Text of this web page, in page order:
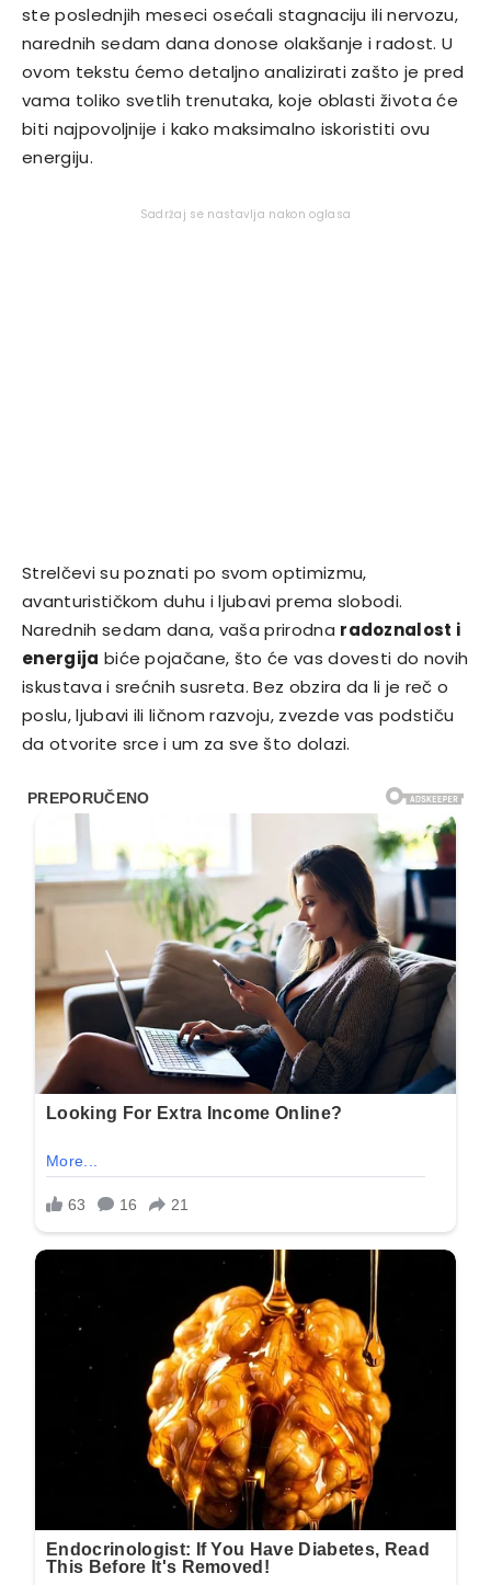
ste poslednjih meseci osećali stagnaciju ili nervozu,
narednih sedam dana donose olakšanje i radost. U
ovom tekstu ćemo detaljno analizirati zašto je pred
vama toliko svetlih trenutaka, koje oblasti života će
biti najpovoljnije i kako maksimalno iskoristiti ovu
energiju.
Sadržaj se nastavlja nakon oglasa
Strelčevi su poznati po svom optimizmu,
avanturističkom duhu i ljubavi prema slobodi.
Narednih sedam dana, vaša prirodna radoznalost i
energija biće pojačane, što će vas dovesti do novih
iskustava i srećnih susreta. Bez obzira da li je reč o
poslu, ljubavi ili ličnom razvoju, zvezde vas podstiču
da otvorite srce i um za sve što dolazi.